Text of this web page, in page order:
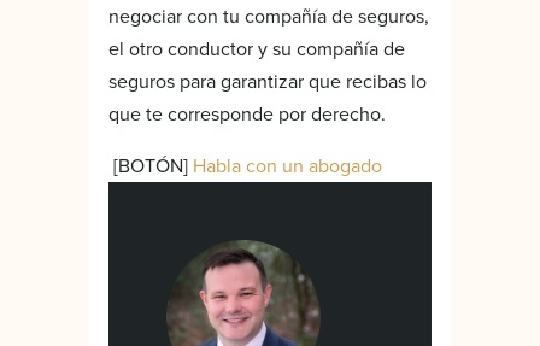
negociar con tu compañía de seguros,
el otro conductor y su compañía de
seguros para garantizar que recibas lo
que te corresponde por derecho.
[BOTÓN] Habla con un abogado